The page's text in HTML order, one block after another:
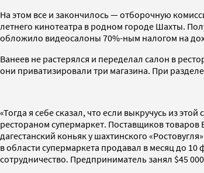
На этом все и закончилось — отборочную
летнего кинотеатра в родном городе Шахты.
обложило видеосалоны 70%-ным налогом на
Ванеев не растерялся и переделал салон в
они приватизировали три магазина. При
«Тогда я себе сказал, что если выкручусь из
рестораном супермаркет. Поставщиков
дагестанский коньяк у шахтинского
в области супермаркета продавал в месяц до
сотрудничество. Предприниматель занял $45